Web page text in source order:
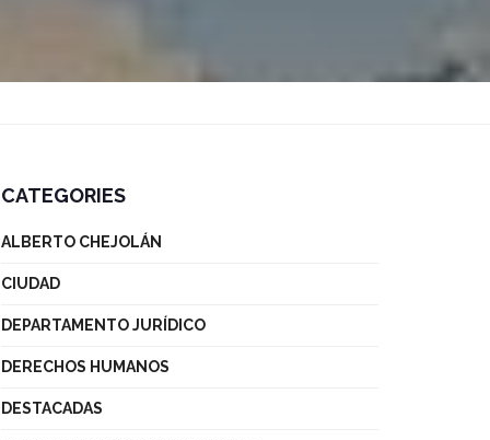
CATEGORIES
ALBERTO CHEJOLÁN
CIUDAD
DEPARTAMENTO JURÍDICO
DERECHOS HUMANOS
DESTACADAS